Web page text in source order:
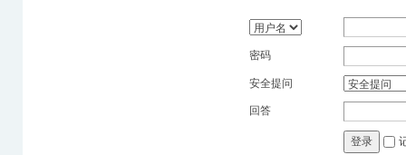
密码
安全提问
回答
登录